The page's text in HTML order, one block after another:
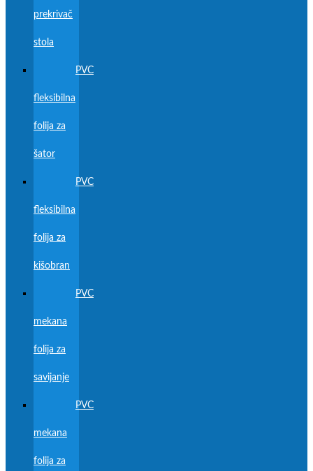
prekrivač
stola
PVC
fleksibilna
folija za
šator
PVC
fleksibilna
folija za
kišobran
PVC
mekana
folija za
savijanje
PVC
mekana
folija za